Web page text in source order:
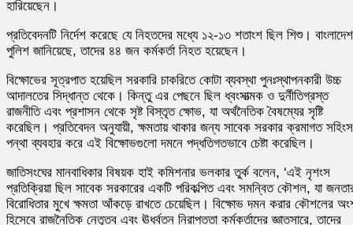
হারিয়েছেন।
প্রতিবেদনটি নির্দেশ করেছে যে নিহতদের মধ্যে ১২-১৩ শতাংশ ছিল শিশু। বাংলাদেশ
পুলিশ জানিয়েছে, তাদের ৪৪ জন কর্মকর্তা নিহত হয়েছেন।
বিক্ষোভের সূত্রপাত হয়েছিল সরকারি চাকরিতে কোটা ব্যবস্থা পুনঃস্থাপনকারী উচ্চ
আদালতের সিদ্ধান্ত থেকে। কিন্তু এর পেছনে ছিল ধ্বংসাত্মক ও দুর্নীতিগ্রস্ত
রাজনীতি এবং প্রশাসন থেকে সৃষ্ট বিস্তৃত ক্ষোভ, যা অর্থনৈতিক বৈষম্যের সৃষ্টি
করেছিল। প্রতিবেদন অনুযায়ী, ক্ষমতায় থাকার জন্য সাবেক সরকার ক্রমাগত সহিংস
পন্থা ব্যবহার করে এই বিক্ষোভগুলো দমনে পদ্ধতিগতভাবে চেষ্টা করেছিল।
জাতিসংঘের মানবাধিকার বিষয়ক হাই কমিশনার ভলকার তুর্ক বলেন, ‘এই নৃশংস
প্রতিক্রিয়া ছিল সাবেক সরকারের একটি পরিকল্পিত এবং সমন্বিত কৌশল, যা
বিরোধিতার মুখে ক্ষমতা আঁকড়ে রাখতে চেয়েছিল। বিক্ষোভ দমন করার কৌশলের
হিসেবে রাজনৈতিক নেতৃত্ব এবং ঊর্ধ্বতন নিরাপত্তা কর্মকর্তাদের জ্ঞাতসারে, তাদের